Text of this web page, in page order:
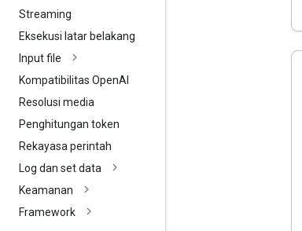
Streaming
Eksekusi latar belakang
Input file
Kompatibilitas OpenAI
Resolusi media
Penghitungan token
Rekayasa perintah
Log dan set data
Keamanan
Framework